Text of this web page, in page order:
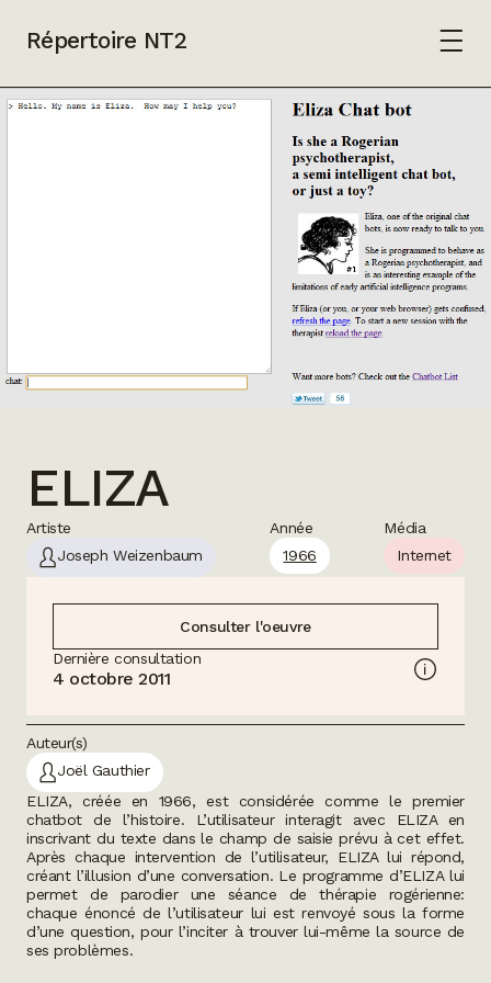
Répertoire NT2
ELIZA
Artiste
Joseph Weizenbaum
Année
1966
Média
Internet
Consulter l'oeuvre
Dernière consultation
4 octobre 2011
Auteur(s)
Joël Gauthier
ELIZA, créée en 1966, est considérée comme le premier
chatbot de l’histoire. L’utilisateur interagit avec ELIZA en
inscrivant du texte dans le champ de saisie prévu à cet effet.
Après chaque intervention de l’utilisateur, ELIZAlui répond,
créant l’illusion d’une conversation. Le programme d’ELIZAlui
permet de parodier une séance de thérapie rogérienne:
chaque énoncé de l’utilisateur lui est renvoyé sous la forme
d’une question, pour l’inciter à trouver lui-même la source de
ses problèmes.